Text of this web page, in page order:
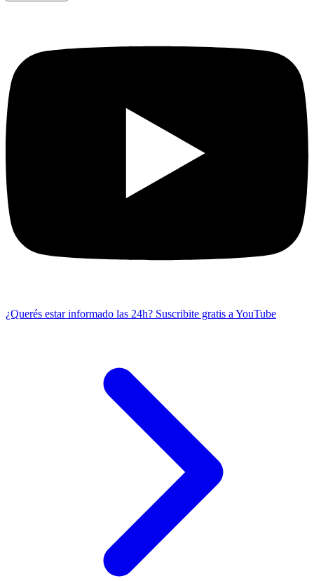
¿Querés estar informado las 24h? Suscribite gratis a YouTube